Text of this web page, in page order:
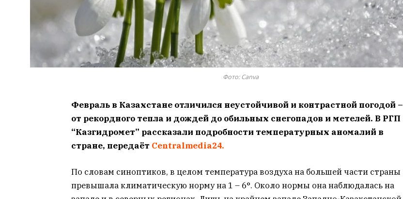
Фото: Сanva
Февраль в Казахстане отличился неустойчивой и контрастной погодой –
от рекордного тепла и дождей до обильных снегопадов и метелей. В РГП
“Казгидромет” рассказали подробности температурных аномалий в
стране, передаёт Centralmedia24.
По словам синоптиков, в целом температура воздуха на большей части страны
превышала климатическую норму на 1 – 6°. Около нормы она наблюдалась на